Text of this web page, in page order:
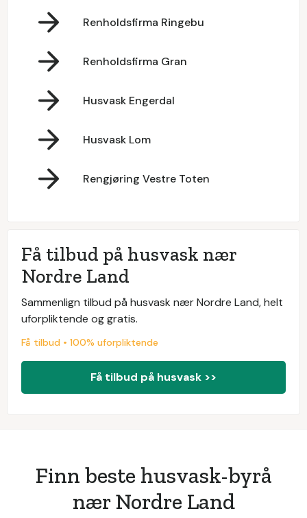
Renholdsfirma Ringebu
Renholdsfirma Gran
Husvask Engerdal
Husvask Lom
Rengjøring Vestre Toten
Få tilbud på husvask nær
Nordre Land
Sammenlign tilbud på husvask nær Nordre Land, helt
uforpliktende og gratis.
Få tilbud • 100% uforpliktende
Få tilbud på husvask >>
Finn beste husvask-byrå
nær Nordre Land